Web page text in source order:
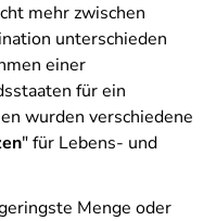
mehr zwischen
unterschieden
einer
für ein
wurden verschiedene
" für Lebens- und
Menge oder